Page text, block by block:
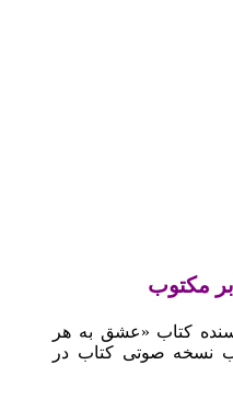
مکتوب
کتاب «عشق به هر
نسخه صوتی کتاب در